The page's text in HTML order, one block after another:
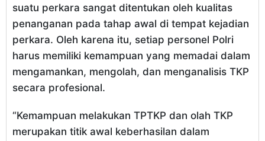
suatu perkara sangat ditentukan oleh kualitas
penanganan pada tahap awal di tempat kejadian
perkara. Oleh karena itu, setiap personel Polri
harus memiliki kemampuan yang memadai dalam
mengamankan, mengolah, dan menganalisis TKP
secara profesional.
“Kemampuan melakukan TPTKP dan olah TKP
merupakan titik awal keberhasilan dalam